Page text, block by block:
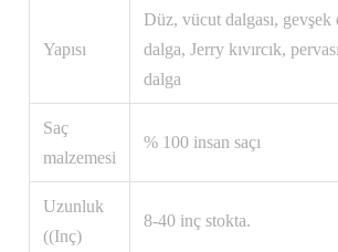
Yapısı
Düz, vücut dalgası, gevşek
dalga, Jerry kıvırcık,
dalga
Saç
malzemesi
% 100 insan saçı
Uzunluk
((Inç)
8-40 inç stokta.